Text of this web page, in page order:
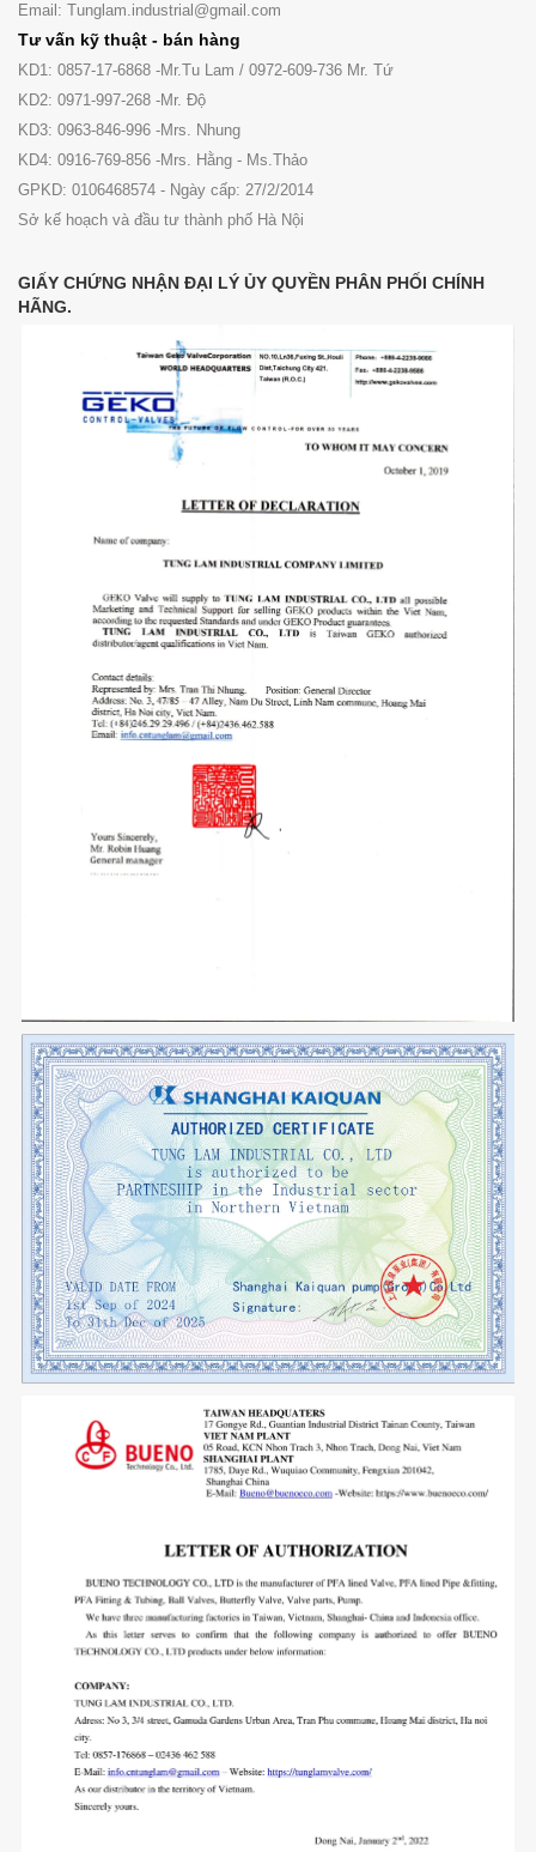
Email: Tunglam.industrial@gmail.com
Tư vấn kỹ thuật - bán hàng
KD1: 0857-17-6868 -Mr.Tu Lam / 0972-609-736 Mr. Tứ
KD2: 0971-997-268 -Mr. Độ
KD3: 0963-846-996 -Mrs. Nhung
KD4: 0916-769-856 -Mrs. Hằng - Ms.Thảo
GPKD: 0106468574 - Ngày cấp: 27/2/2014
Sở kế hoạch và đầu tư thành phố Hà Nội
GIẤY CHỨNG NHẬN ĐẠI LÝ ỦY QUYỀN PHÂN PHỐI CHÍNH
HÃNG.